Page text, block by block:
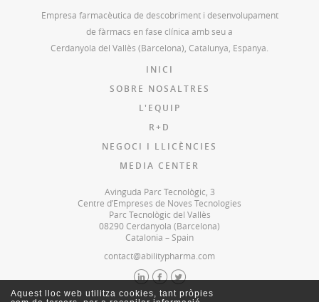
Empresa farmacèutica de descobriment i desenvolupament
de fàrmacs en fase clínica amb seu a
Cerdanyola del Vallès (Barcelona), Catalunya, Espanya.
INICI
SOBRE NOSALTRES
L'EQUIP
R+D
NEGOCI I LLICÈNCIES
MEDIA CENTER
Avinguda Parc Tecnològic, 3
Centre d’Empreses de Noves Tecnologies
Parc Tecnològic del Vallès
08290 Cerdanyola (Barcelona)
Catalonia – Spain
contact@abilitypharma.com
Aquest lloc web utilitza cookies, tant pròpies